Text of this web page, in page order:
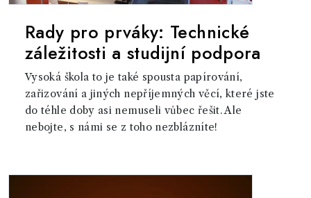
Rady pro prváky: Technické
záležitosti a studijní podpora
Vysoká škola to je také spousta papírování,
zařizování a jiných nepříjemných věcí, které jste
do téhle doby asi nemuseli vůbec řešit. Ale
nebojte, s námi se z toho nezblázníte!